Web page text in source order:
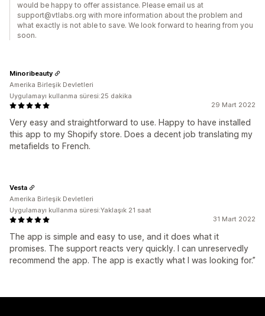
would be happy to offer assistance. Please email us at
support@vtlabs.org with more information about the problem and
what exactly is not able to save. We look forward to hearing from you
soon.
29 Mart 2022
Very easy and straightforward to use. Happy to have installed
this app to my Shopify store. Does a decent job translating my
metafields to French.
Minoribeauty
Amerika Birleşik Devletleri
Uygulamayı kullanma süresi:25 dakika
31 Mart 2022
The app is simple and easy to use, and it does what it
promises. The support reacts very quickly. I can unreservedly
recommend the app. The app is exactly what I was looking for.”
Vesta
Amerika Birleşik Devletleri
Uygulamayı kullanma süresi:Yaklaşık 21 saat